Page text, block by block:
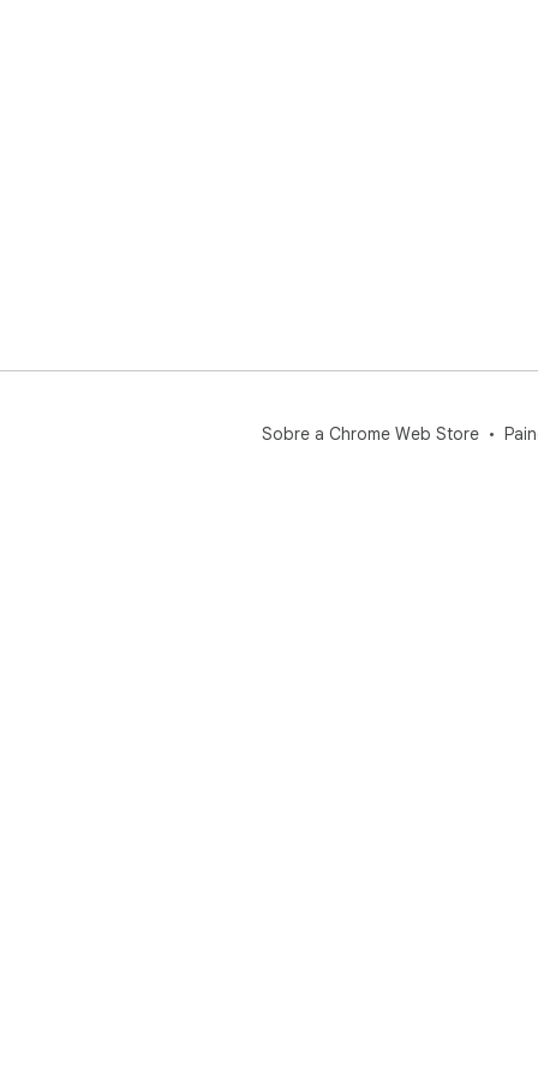
Sobre a Chrome Web Store